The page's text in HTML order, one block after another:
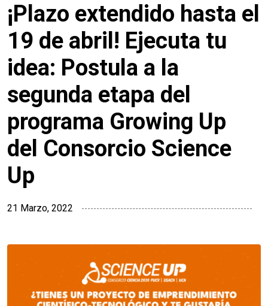
¡Plazo extendido hasta el
19 de abril! Ejecuta tu
idea: Postula a la
segunda etapa del
programa Growing Up
del Consorcio Science
Up
21 Marzo, 2022